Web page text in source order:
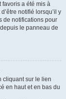
favoris a été mis à
notifié lorsqu’il y
de notifications pour
le panneau de
cliquant sur le lien
en haut et en bas du